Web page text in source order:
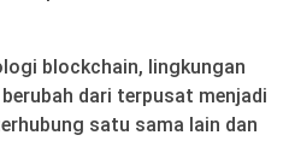
blockchain, lingkungan
dari terpusat menjadi
satu sama lain dan